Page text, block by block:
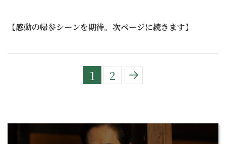
【感動の帰参シーンを期待。次ページに続きます】
1 2